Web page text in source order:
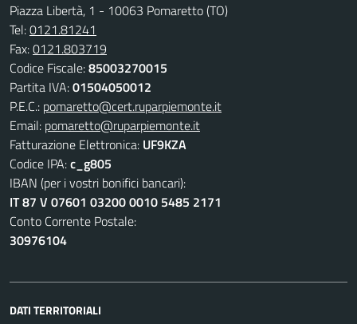
Piazza Libertà, 1 - 10063 Pomaretto (TO)
Tel:0121.81241
Fax:0121.803719
Codice Fiscale:85003270015
Partita IVA:01504050012
P.E.C.: pomaretto@cert.ruparpiemonte.it
Email: pomaretto@ruparpiemonte.it
Fatturazione Elettronica: UF9KZA
Codice IPA:c_g805
IBAN (per i vostri bonifici bancari):
IT 87 V 07601 03200 0010 5485 2171
Conto Corrente Postale:
30976104
DATI TERRITORIALI